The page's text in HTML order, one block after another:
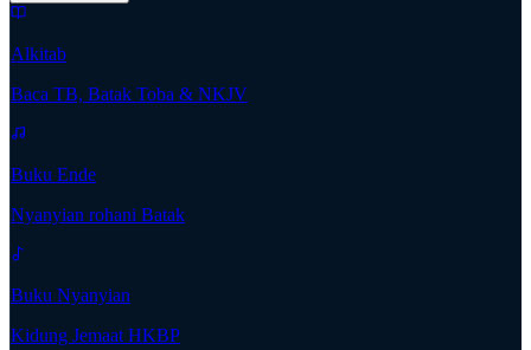
Alkitab
Baca TB, Batak Toba & NKJV
Buku Ende
Nyanyian rohani Batak
Buku Nyanyian
Kidung Jemaat HKBP